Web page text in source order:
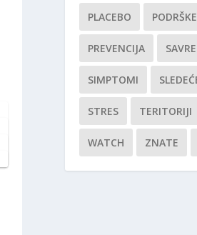
PLACEBO PODRŠKE
PREVENCIJA
SIMPTOMI
STRES TERITORIJI
WATCH ZNATE